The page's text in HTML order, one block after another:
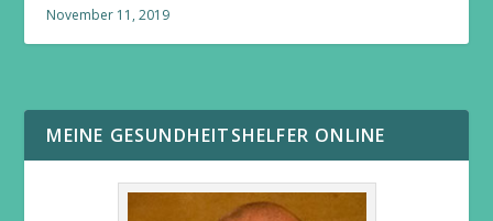
November 11, 2019
MEINE GESUNDHEITSHELFER ONLINE